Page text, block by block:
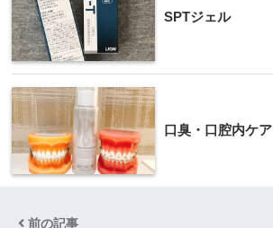
SPTジェル
口臭・口腔内ケア
前の記事